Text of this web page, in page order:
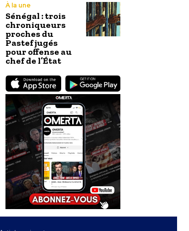
À la une
Sénégal : trois
chroniqueurs
proches du
Pastef jugés
pour offense au
chef de l’État